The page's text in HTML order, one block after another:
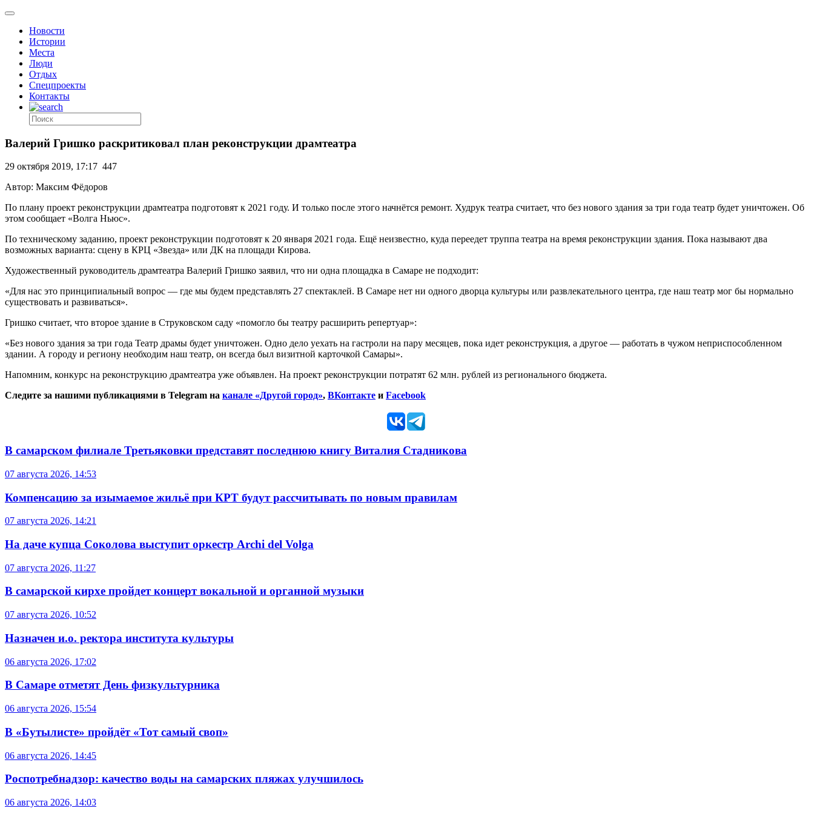
Новости
Истории
Места
Люди
Отдых
Спецпроекты
Контакты
Валерий Гришко раскритиковал план реконструкции драмтеатра
29 октября 2019, 17:17 447
Автор: Максим Фёдоров
По плану проект реконструкции драмтеатра подготовят к 2021 году. И только после этого начнётся ремонт. Худрук театра считает, что без нового здания за три года театр будет уничтожен. Об
этом сообщает «Волга Ньюс».
По техническому заданию, проект реконструкции подготовят к 20 января 2021 года. Ещё неизвестно, куда переедет труппа театра на время реконструкции здания. Пока называют два
возможных варианта: сцену в КРЦ «Звезда» или ДК на площади Кирова.
Художественный руководитель драмтеатра Валерий Гришко заявил, что ни одна площадка в Самаре не подходит:
«Для нас это принципиальный вопрос — где мы будем представлять 27 спектаклей. В Самаре нет ни одного дворца культуры или развлекательного центра, где наш театр мог бы нормально
существовать и развиваться».
Гришко считает, что второе здание в Струковском саду «помогло бы театру расширить репертуар»:
«Без нового здания за три года Театр драмы будет уничтожен. Одно дело уехать на гастроли на пару месяцев, пока идет реконструкция, а другое — работать в чужом неприспособленном
здании. А городу и региону необходим наш театр, он всегда был визитной карточкой Самары».
Напомним, конкурс на реконструкцию драмтеатра уже объявлен. На проект реконструкции потратят 62 млн. рублей из регионального бюджета.
Следите за нашими публикациями в Telegram на канале «Другой город», ВКонтакте и Facebook
В самарском филиале Третьяковки представят последнюю книгу Виталия Стадникова
07 августа 2026, 14:53
Компенсацию за изымаемое жильё при КРТ будут рассчитывать по новым правилам
07 августа 2026, 14:21
На даче купца Соколова выступит оркестр Archi del Volga
07 августа 2026, 11:27
В самарской кирхе пройдет концерт вокальной и органной музыки
07 августа 2026, 10:52
Назначен и.о. ректора института культуры
06 августа 2026, 17:02
В Самаре отметят День физкультурника
06 августа 2026, 15:54
В «Бутылисте» пройдёт «Тот самый своп»
06 августа 2026, 14:45
Роспотребнадзор: качество воды на самарских пляжах улучшилось
06 августа 2026, 14:03